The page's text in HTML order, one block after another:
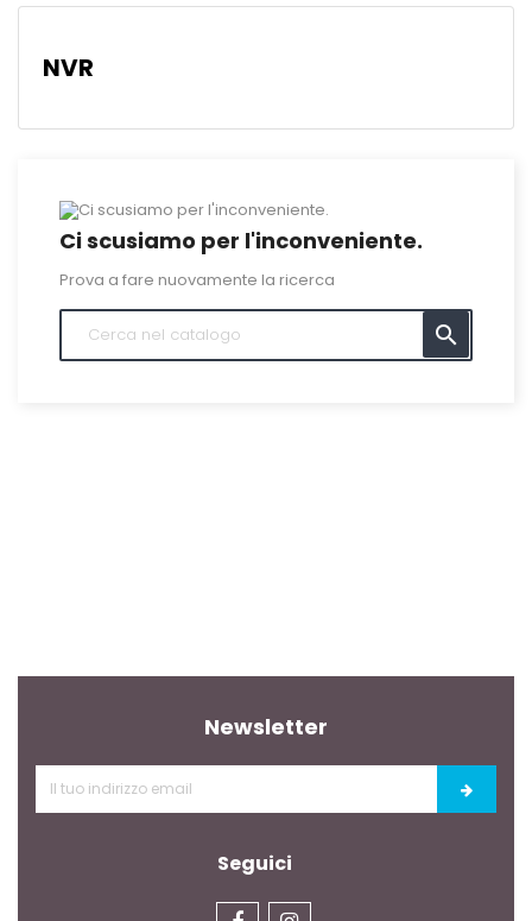
NVR
Ci scusiamo per l'inconveniente.
Prova a fare nuovamente la ricerca

Newsletter
Seguici